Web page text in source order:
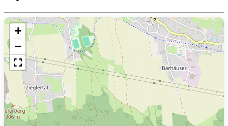
+
−